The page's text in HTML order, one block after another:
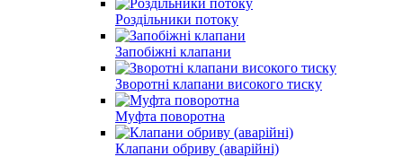
Роздільники потоку
Запобіжні клапани
Зворотні клапани високого тиску
Муфта поворотна
Клапани обриву (аварійні)